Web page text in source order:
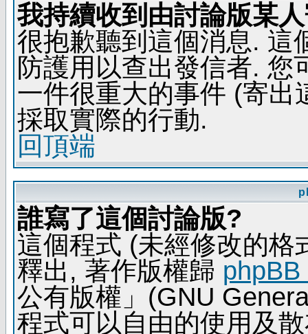
我持續收到由討論版某
很抱歉聽到這個消息. 這
防護用以查出發信者. 您
一件很重大的事件 (寄出
採取實際的行動.
回頂端
誰寫了這個討論版?
這個程式 (未經修改的格
釋出, 著作版權歸
公有版權」(GNU
程式可以自由的使用及